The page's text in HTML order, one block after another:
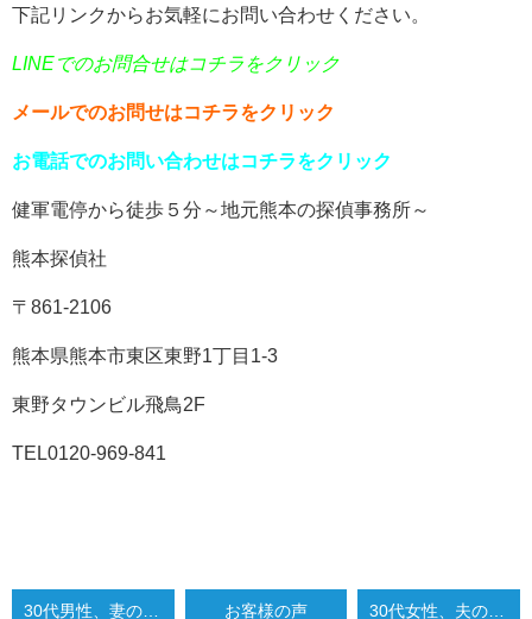
下記リンクからお気軽にお問い合わせください。
LINEでのお問合せはコチラをクリック
メールでのお問せはコチラをクリック
お電話でのお問い合わせはコチラをクリック
健軍電停から徒歩５分～地元熊本の探偵事務所～
熊本探偵社
〒861-2106
熊本県熊本市東区東野1丁目1-3
東野タウンビル飛鳥2F
TEL0120-969-841
30代男性、妻の浮気調査 お客様の声 30代女性、夫の浮気調査